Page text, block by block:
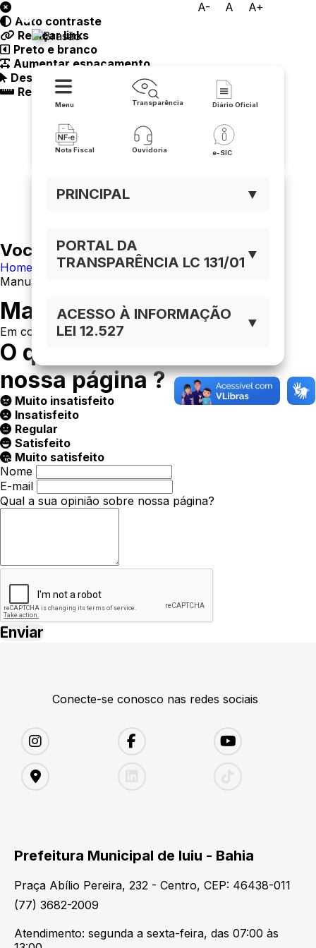
A- A A+
Menu Transparência Diário Oficial
Nota Fiscal Ouvidoria e-SIC
PRINCIPAL ▼
PORTAL DA
TRANSPARÊNCIA LC 131/01 ▼
ACESSO À INFORMAÇÃO
LEI 12.527
▼
Auto contraste
Realçar links
Preto e branco
Aumentar espaçamento
Destacando cursor
Regua guia
Você está navegando em:
Home
Manual De Navegação
Manual de Navegação
Em construção
O que você achou da
nossa página ?
Muito insatisfeito
Insatisfeito
Regular
Satisfeito
Muito satisfeito
Nome
E-mail
Qual a sua opinião sobre nossa página?
Conecte-se conosco nas redes sociais
Prefeitura Municipal de Iuiu - Bahia
Praça Abílio Pereira, 232 - Centro, CEP: 46438-011
(77) 3682-2009
Atendimento: segunda a sexta-feira, das 07:00 às